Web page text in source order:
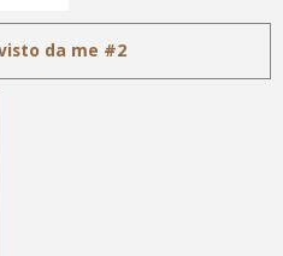
da me #2